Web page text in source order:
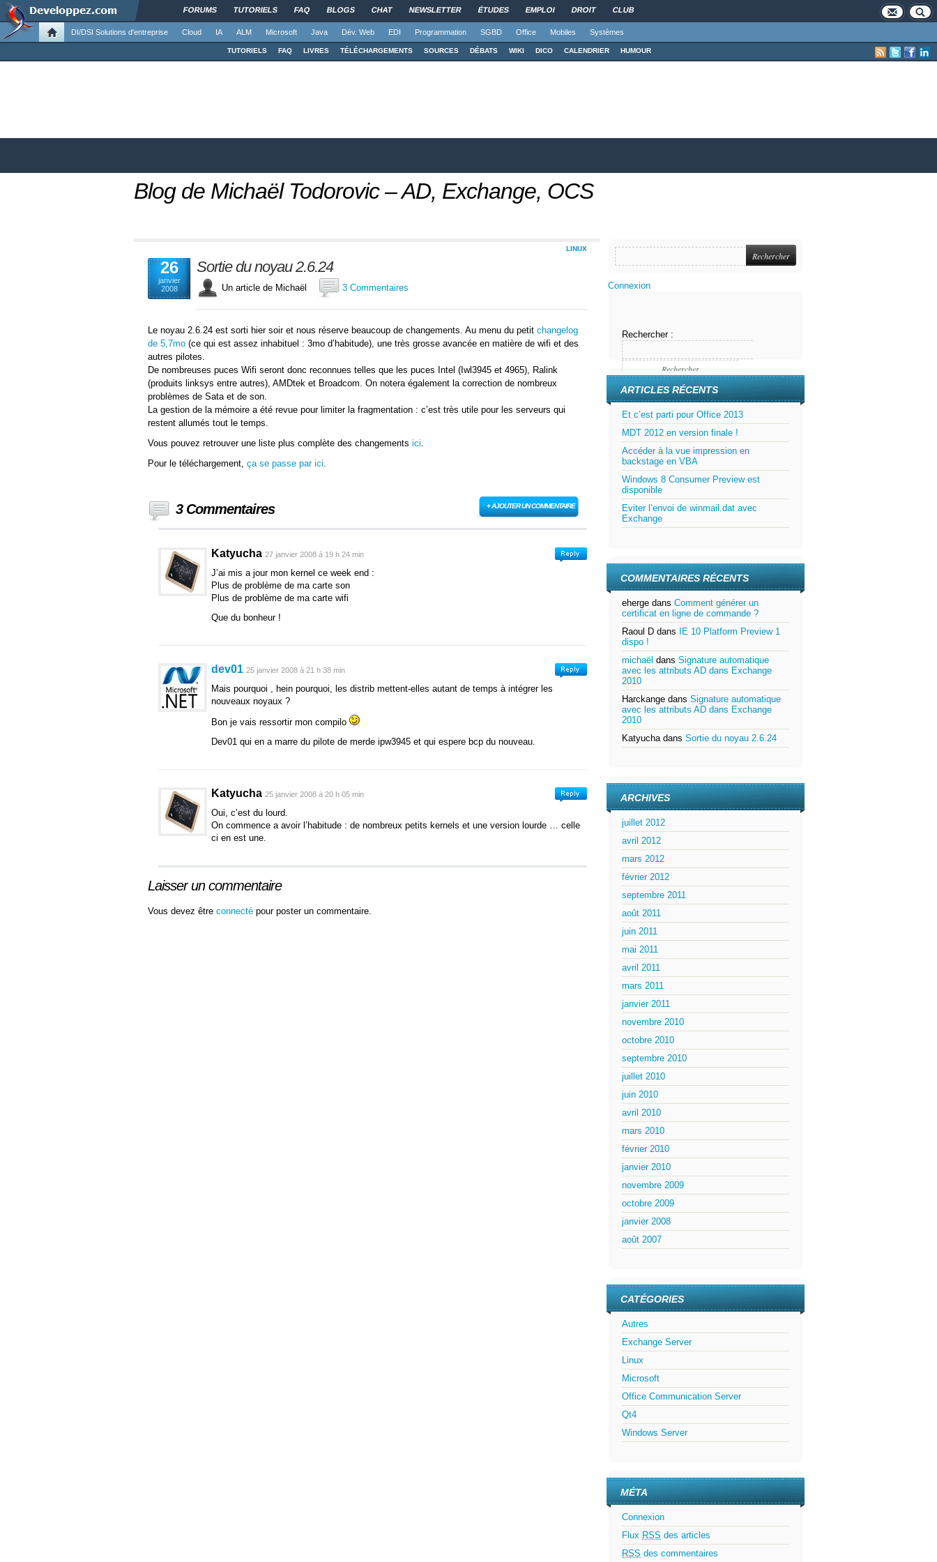
FORUMS TUTORIELS FAQ BLOGS CHAT NEWSLETTER ÉTUDES EMPLOI DROIT CLUB
DI/DSI Solutions d'entreprise Cloud IA ALM Microsoft Java Dév. Web EDI Programmation SGBD Office Mobiles Systèmes
TUTORIELS FAQ LIVRES TÉLÉCHARGEMENTS SOURCES DÉBATS WIKI DICO CALENDRIER HUMOUR
Blog de Michaël Todorovic – AD, Exchange, OCS
26
janvier
2008
LINUX
Sortie du noyau 2.6.24
Un article de Michaël 3 Commentaires
Le noyau 2.6.24 est sorti hier soir et nous réserve beaucoup de changements. Au menu du petit changelog
de 5,7mo (ce qui est assez inhabituel : 3mo d’habitude), une très grosse avancée en matière de wifi et des
autres pilotes.
De nombreuses puces Wifi seront donc reconnues telles que les puces Intel (Iwl3945 et 4965), Ralink
(produits linksys entre autres), AMDtek et Broadcom. On notera également la correction de nombreux
problèmes de Sata et de son.
La gestion de la mémoire a été revue pour limiter la fragmentation : c’est très utile pour les serveurs qui
restent allumés tout le temps.
Vous pouvez retrouver une liste plus complète des changements ici.
Pour le téléchargement, ça se passe par ici.
3 Commentaires + AJOUTER UN COMMENTAIRE
Katyucha 27 janvier 2008 à 19 h 24 min
J’ai mis a jour mon kernel ce week end :
Plus de problème de ma carte son
Plus de problème de ma carte wifi
Que du bonheur !
dev01 25 janvier 2008 à 21 h 38 min
Mais pourquoi , hein pourquoi, les distrib mettent-elles autant de temps à intégrer les
nouveaux noyaux ?
Bon je vais ressortir mon compilo
Dev01 qui en a marre du pilote de merde ipw3945 et qui espere bcp du nouveau.
Katyucha 25 janvier 2008 à 20 h 05 min
Oui, c’est du lourd.
On commence a avoir l’habitude : de nombreux petits kernels et une version lourde … celle
ci en est une.
Laisser un commentaire
Vous devez être connecté pour poster un commentaire.
Connexion
Rechercher :
ARTICLES RÉCENTS
Et c’est parti pour Office 2013
MDT 2012 en version finale !
Accéder à la vue impression en
backstage en VBA
Windows 8 Consumer Preview est
disponible
Eviter l’envoi de winmail.dat avec
Exchange
COMMENTAIRES RÉCENTS
eherge dans Comment générer un
certificat en ligne de commande ?
Raoul D dans
IE 10 Platform Preview 1
dispo !
michaël dans Signature automatique
avec les attributs AD dans Exchange
2010
Harckange dans Signature automatique
avec les attributs AD dans Exchange
2010
Katyuchadans Sortie du noyau 2.6.24
ARCHIVES
juillet 2012
avril 2012
mars 2012
février 2012
septembre 2011
août 2011
juin 2011
mai 2011
avril 2011
mars 2011
janvier 2011
novembre 2010
octobre 2010
septembre 2010
juillet 2010
juin 2010
avril 2010
mars 2010
février 2010
janvier 2010
novembre 2009
octobre 2009
janvier 2008
août 2007
CATÉGORIES
Autres
Exchange Server
Linux
Microsoft
Office Communication Server
Qt4
Windows Server
MÉTA
Connexion
Flux RSS des articles
RSS des commentaires